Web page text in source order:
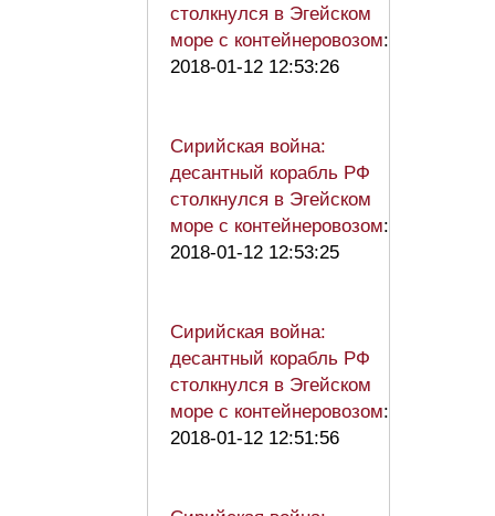
столкнулся в Эгейском
море с контейнеровозом:
2018-01-12 12:53:26
Сирийская война:
десантный корабль РФ
столкнулся в Эгейском
море с контейнеровозом:
2018-01-12 12:53:25
Сирийская война:
десантный корабль РФ
столкнулся в Эгейском
море с контейнеровозом:
2018-01-12 12:51:56